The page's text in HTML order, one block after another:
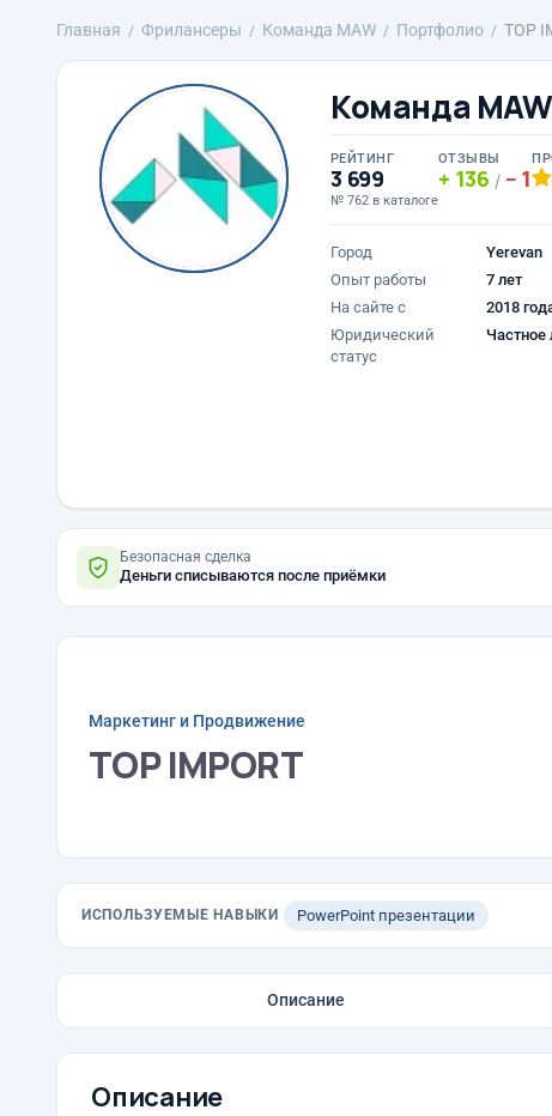
Главная Фрилансеры Команда MAW Портфолио TOP
Команда MAW
РЕЙТИНГ
3 699
№ 762 в каталоге
ОТЗЫВЫ
136 / 1
Город
Yerevan
Опыт работы
7 лет
На сайте с
2018
Юридический
статус
Частное
Безопасная сделка
Деньги списываются после приёмки
Маркетинг и Продвижение
TOP IMPORT
ИСПОЛЬЗУЕМЫЕ НАВЫКИ PowerPoint презентации
Описание
Описание